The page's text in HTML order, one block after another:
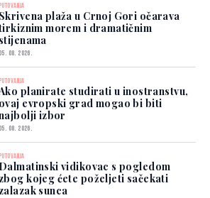
PUTOVANJA
Skrivena plaža u Crnoj Gori očarava
morem i dramatičnim
stijenama
05. 08. 2026.
PUTOVANJA
planirate studirati u inostranstvu,
ovaj evropski grad mogao bi biti
izbor
05. 08. 2026.
PUTOVANJA
Dalmatinski vidikovac s pogledom
zbog kojeg ćete poželjeti sačekati
zalazak sunca